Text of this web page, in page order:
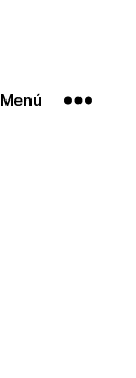
Menú